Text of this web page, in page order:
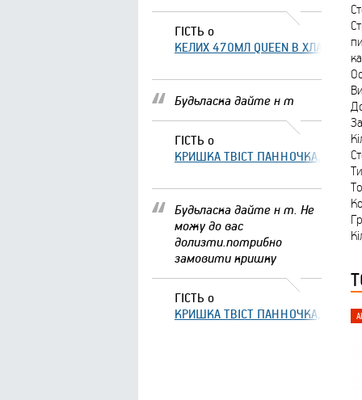
ГІСТЬ о
КЕЛИХ 470МЛ QUEEN В ХЛАМІНГО
Будьласка дайте н т
ГІСТЬ о
КРИШКА ТВІСТ ПАННОЧКА, ЩО
Будьласка дайте н т. Не
можу до вас
долизти.потрибно
замовити кришку
ГІСТЬ о
КРИШКА ТВІСТ ПАННОЧКА, ЩО